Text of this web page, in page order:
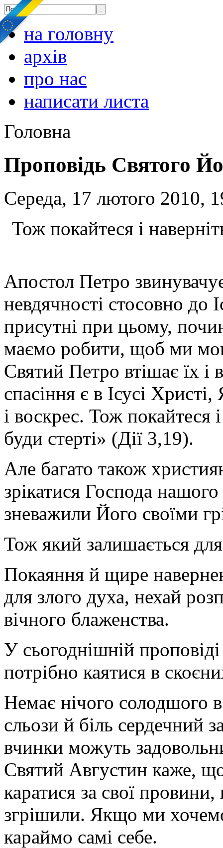
на головну
архів
про нас
написати листа
Головна
Проповідь Святого
Середа, 17 лютого 2010,
Тож покайтеся і
Апостол Петро
невдячності стосовно до
присутні при цьому,
маємо робити, щоб ми
Святий Петро втішає їх і
спасіння є в Ісусі
і воскрес. Тож покайтеся
буди стерті» (Дії 3,19).
Але багато також
зрікатися Господа
зневажили Його своїми
Тож який залишається для
Покаяння й щире
для злого духа, нехай
вічного блаженства.
У сьогоднішній
потрібно каятися в
Немає нічого солодшого
сльози й біль сердечний
вчинки можуть
Святий Августин каже,
каратися за свої
згрішили. Якщо ми
караймо самі себе.